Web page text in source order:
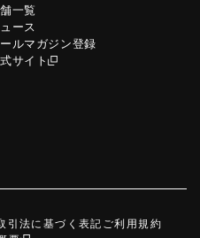
一覧
ース
ルマガジン登録
サイト
引法に基づく表記ご利用規約